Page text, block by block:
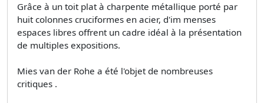
Grâce à un toit plat à charpente métallique porté par
huit colonnes cruciformes en acier, d'im­ menses
espaces libres offrent un cadre idéal à la présentation
de multiples expositions.
Mies van der Rohe a été l'objet de nombreuses
critiques .